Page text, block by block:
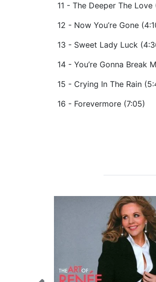
11 - The Deeper The Love
12 - Now You’re Gone
13 - Sweet Lady Luck
14 - You’re Gonna Break
15 - Crying In The Rain
16 - Forevermore (7:05)